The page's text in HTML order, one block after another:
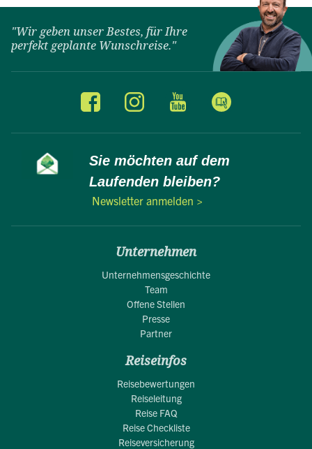
"Wir geben unser Bestes, für Ihre
perfekt geplante Wunschreise."
Sie möchten auf dem
Laufenden bleiben?
Newsletter anmelden >
Unternehmen
Unternehmensgeschichte
Team
Offene Stellen
Presse
Partner
Reiseinfos
Reisebewertungen
Reiseleitung
Reise FAQ
Reise Checkliste
Reiseversicherung